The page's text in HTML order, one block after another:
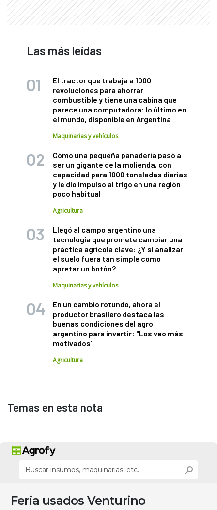
Las más leídas
El tractor que trabaja a 1000
revoluciones para ahorrar
combustible y tiene una cabina que
parece una computadora: lo último en
el mundo, disponible en Argentina
Maquinarias y vehículos
Cómo una pequeña panadería pasó a
ser un gigante de la molienda, con
capacidad para 1000 toneladas diarias
y le dio impulso al trigo en una región
poco habitual
Agricultura
Llegó al campo argentino una
tecnología que promete cambiar una
práctica agrícola clave: ¿Y si analizar
el suelo fuera tan simple como
apretar un botón?
Maquinarias y vehículos
En un cambio rotundo, ahora el
productor brasilero destaca las
buenas condiciones del agro
argentino para invertir: "Los veo más
motivados"
Agricultura
Temas en esta nota
Feria usados Venturino